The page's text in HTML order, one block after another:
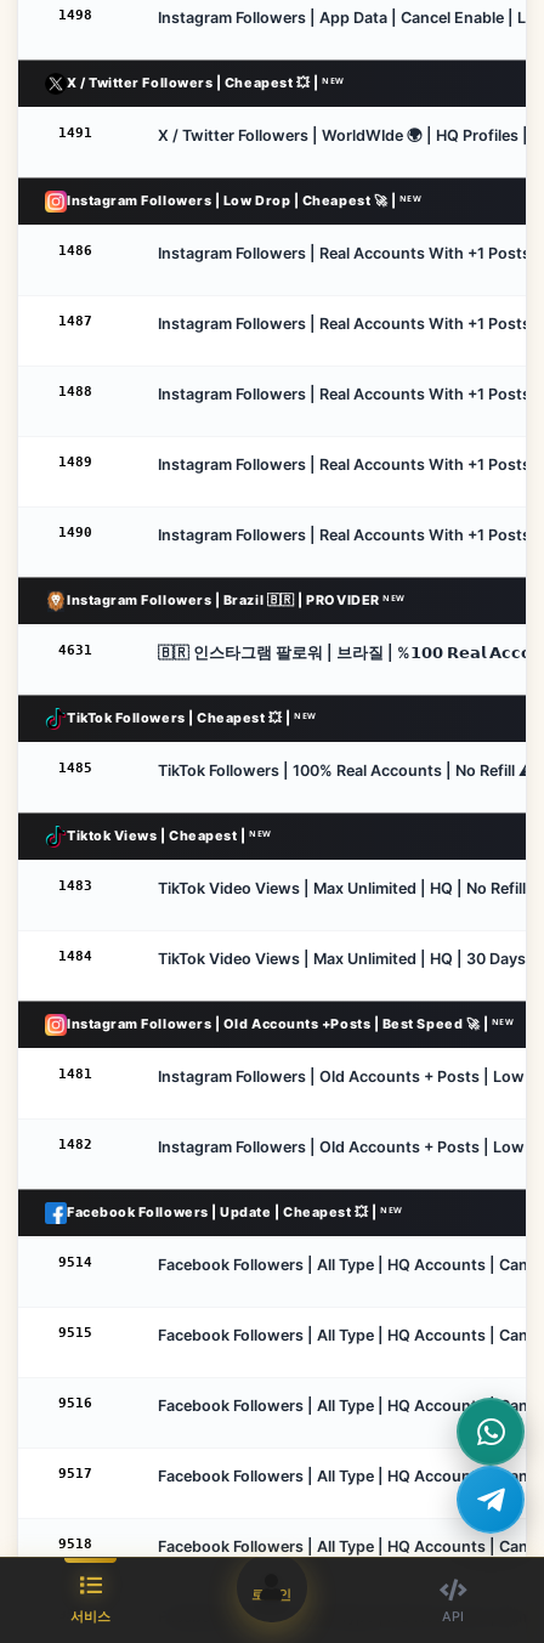
1498 Instagram Followers | App Data | Cancel Enable |
X / Twitter Followers | Cheapest 💥 | ᴺᴱᵂ
1491 X / Twitter Followers | WorldWIde 🌍 | HQ Profiles |
Instagram Followers | Low Drop | Cheapest 🚀 | ᴺᴱᵂ
1486 Instagram Followers | Real Accounts With +1 Posts
1487 Instagram Followers | Real Accounts With +1 Posts
1488 Instagram Followers | Real Accounts With +1 Posts
1489 Instagram Followers | Real Accounts With +1
1490 Instagram Followers | Real Accounts With +1 Posts
Instagram Followers | Brazil 🇧🇷 | PROVIDER ᴺᴱᵂ
4631 🇧🇷 인스타그램 팔로워 | 브라질 | %𝟭𝟬𝟬 𝗥𝗲𝗮𝗹
TikTok Followers | Cheapest 💥 | ᴺᴱᵂ
1485 TikTok Followers | 100% Real Accounts | No Refill ⚠️
Tiktok Views | Cheapest | ᴺᴱᵂ
1483 TikTok Video Views | Max Unlimited | HQ | No Refill
1484 TikTok Video Views | Max Unlimited | HQ | 30 Days
Instagram Followers | Old Accounts +Posts | Best Speed 🚀 | ᴺᴱᵂ
1481 Instagram Followers | Old Accounts + Posts | Low
1482 Instagram Followers | Old Accounts + Posts | Low
Facebook Followers | Update | Cheapest 💥 | ᴺᴱᵂ
9514 Facebook Followers | All Type | HQ Accounts |
9515 Facebook Followers | All Type | HQ Accounts |
9516 Facebook Followers | All Type | HQ Accounts |
9517 Facebook Followers | All Type | HQ Accounts |
9518 Facebook Followers | All Type | HQ Accounts |
9519 Facebook Followers | All Type | HQ Accounts |
서비스
로그인
API